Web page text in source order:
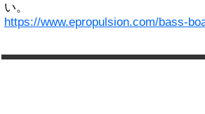
い。
https://www.epropulsion.com/bass-